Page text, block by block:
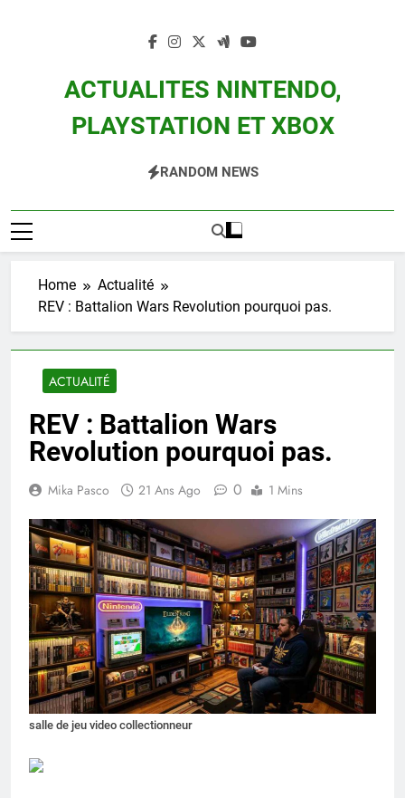
ACTUALITES NINTENDO,
PLAYSTATION ET XBOX
Zelda, Splatoon, Pokemon Entre Autres
RANDOM NEWS
Home
Actualité
REV : Battalion Wars Revolution pourquoi pas.
ACTUALITÉ
REV : Battalion Wars
Revolution pourquoi pas.
Mika Pasco 21 Ans Ago 0 1 Mins
salle de jeu video collectionneur